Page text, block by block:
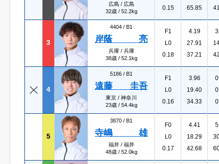
広島 / 広島
32歳 / 52.2kg
0.15
65.85
3
4404 / B1
岸蔭 亮
兵庫 / 兵庫
38歳 / 52.1kg
F1
L0
0.18
4.19
27.91
37.21
4
5186 / B1
遠藤 圭吾
東京 / 神奈川
23歳 / 54.4kg
F1
L0
0.16
3.96
19.40
34.33
5
3870 / B1
寺嶋 雄
福井 / 福井
48歳 / 52.0kg
F0
L0
0.17
4.41
18.29
42.68